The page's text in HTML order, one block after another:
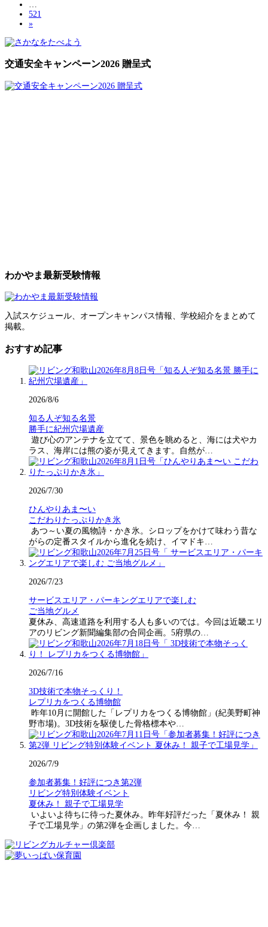
521
»
交通安全キャンペーン2026 贈呈式
わかやま最新受験情報
入試スケジュール、オープンキャンパス情報、学校紹介をまとめて
掲載。
おすすめ記事
2026/8/6
知る人ぞ知る名景
勝手に紀州穴場遺産
遊び心のアンテナを立てて、景色を眺めると、海には犬やカ
ラス、海岸には熊の姿が見えてきます。自然が…
2026/7/30
ひんやりあま〜い
こだわりたっぷりかき氷
あつ～い夏の風物詩・かき氷。シロップをかけて味わう昔な
がらの定番スタイルから進化を続け、イマドキ…
2026/7/23
サービスエリア・パーキングエリアで楽しむ
ご当地グルメ
夏休み、高速道路を利用する人も多いのでは。今回は近畿エリ
アのリビング新聞編集部の合同企画。5府県の…
2026/7/16
3D技術で本物そっくり！
レプリカをつくる博物館
昨年10月に開館した「レプリカをつくる博物館」(紀美野町神
野市場)。3D技術を駆使した骨格標本や…
2026/7/9
参加者募集！好評につき第2弾
リビング特別体験イベント
夏休み！ 親子で工場見学
いよいよ待ちに待った夏休み。昨年好評だった「夏休み！ 親
子で工場見学」の第2弾を企画しました。今…